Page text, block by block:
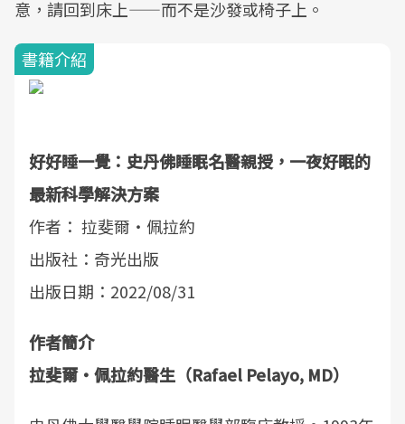
意，請回到床上——而不是沙發或椅子上。
書籍介紹
好好睡一覺：史丹佛睡眠名醫親授，一夜好眠的
最新科學解決方案
作者： 拉斐爾・佩拉約
出版社：奇光出版
出版日期：2022/08/31
作者簡介
拉斐爾・佩拉約醫生（Rafael Pelayo, MD）